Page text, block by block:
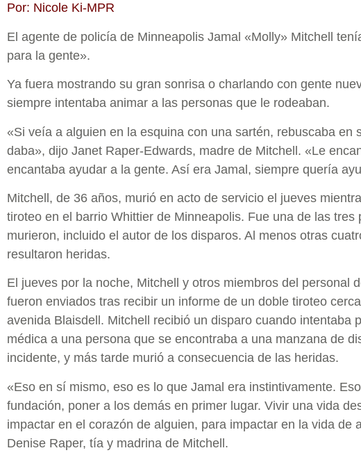
Por: Nicole Ki-MPR
El agente de policía de Minneapolis Jamal «Molly» Mitchell
para la gente».
Ya fuera mostrando su gran sonrisa o charlando con gente
siempre intentaba animar a las personas que le rodeaban.
«Si veía a alguien en la esquina con una sartén, rebuscaba en
daba», dijo Janet Raper-Edwards, madre de Mitchell. «Le
encantaba ayudar a la gente. Así era Jamal, siempre quería
Mitchell, de 36 años, murió en acto de servicio el jueves
tiroteo en el barrio Whittier de Minneapolis. Fue una de las tres
murieron, incluido el autor de los disparos. Al menos otras
resultaron heridas.
El jueves por la noche, Mitchell y otros miembros del personal
fueron enviados tras recibir un informe de un doble tiroteo
avenida Blaisdell. Mitchell recibió un disparo cuando intentaba
médica a una persona que se encontraba a una manzana de
incidente, y más tarde murió a consecuencia de las heridas.
«Eso en sí mismo, eso es lo que Jamal era instintivamente.
fundación, poner a los demás en primer lugar. Vivir una vida
impactar en el corazón de alguien, para impactar en la vida de
Denise Raper, tía y madrina de Mitchell.